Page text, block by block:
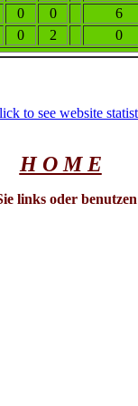
0 0 6
0 2 0
H O M E
links oder